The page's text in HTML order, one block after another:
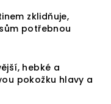
zklidňuje,
potřebnou
hebké a
pokožku hlavy a